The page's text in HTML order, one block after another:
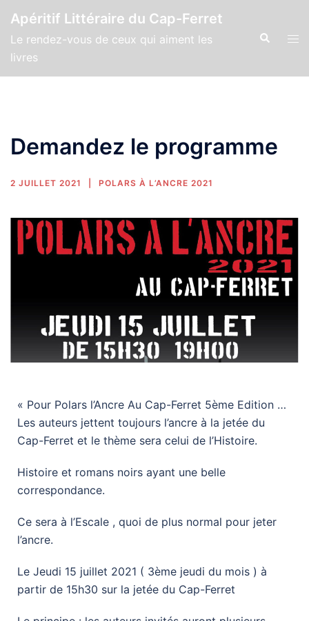
Apéritif Littéraire du Cap-Ferret
Le rendez-vous de ceux qui aiment les
livres
Demandez le programme
2 JUILLET 2021 POLARS À L’ANCRE 2021
« Pour Polars l’Ancre Au Cap-Ferret 5ème Edition …
Les auteurs jettent toujours l’ancre à la jetée du
Cap-Ferret et le thème sera celui de l’Histoire.
Histoire et romans noirs ayant une belle
correspondance.
Ce sera à l’Escale , quoi de plus normal pour jeter
l’ancre.
Le Jeudi 15 juillet 2021 ( 3ème jeudi du mois ) à
partir de 15h30 sur la jetée du Cap-Ferret